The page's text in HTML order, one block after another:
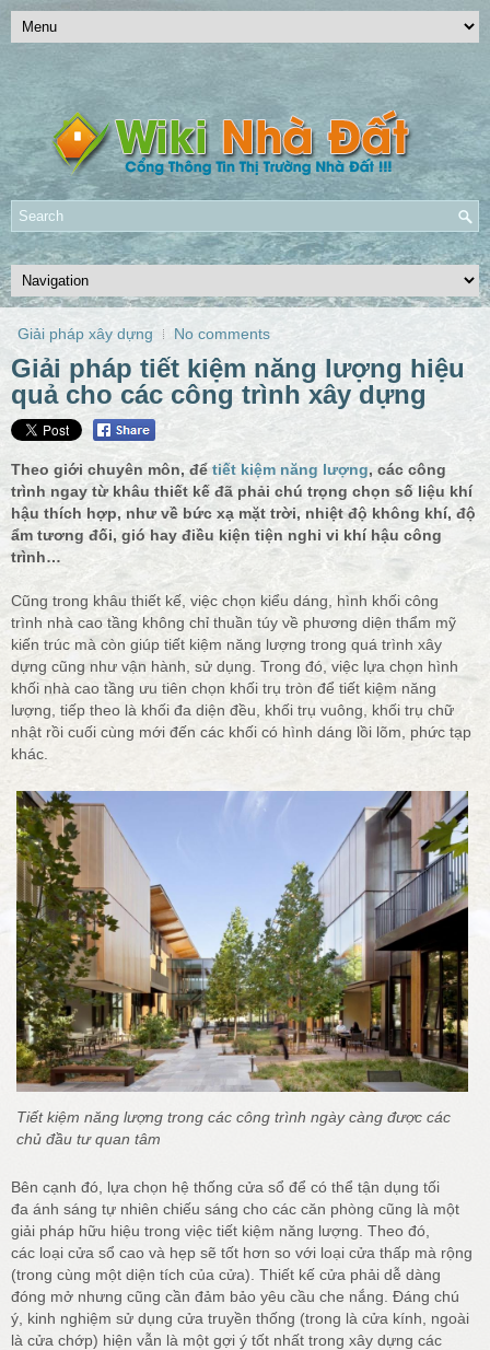
Giải pháp xây dựng No comments
Giải pháp tiết kiệm năng lượng hiệu
quả cho các công trình xây dựng
Theo giới chuyên môn, đểtiết kiệm năng lượng, các công
trình ngay từ khâu thiết kế đã phải chú trọng chọn số liệu khí
hậu thích hợp, như về bức xạ mặt trời, nhiệt độ không khí, độ
ẩm tương đối, gió hay điều kiện tiện nghi vi khí hậu công
trình…
Cũng trong khâu thiết kế, việc chọn kiểu dáng, hình khối công
trình nhà cao tầng không chỉ thuần túy về phương diện thẩm mỹ
kiến trúc mà còn giúp tiết kiệm năng lượng trong quá trình xây
dựng cũng như vận hành, sử dụng. Trong đó, việc lựa chọn hình
khối nhà cao tầng ưu tiên chọn khối trụ tròn để tiết kiệm năng
lượng, tiếp theo là khối đa diện đều, khối trụ vuông, khối trụ chữ
nhật rồi cuối cùng mới đến các khối có hình dáng lồi lõm, phức tạp
khác.
Tiết kiệm năng lượng trong các công trình ngày càng được các
chủ đầu tư quan tâm
Bên cạnh đó, lựa chọn hệ thống cửa sổ để có thể tận dụng tối
đa ánh sáng tự nhiên chiếu sáng cho các căn phòng cũng là một
giải pháp hữu hiệu trong việc tiết kiệm năng lượng. Theo đó,
các loại cửa sổ cao và hẹp sẽ tốt hơn so với loại cửa thấp mà rộng
(trong cùng một diện tích của cửa). Thiết kế cửa phải dễ dàng
đóng mở nhưng cũng cần đảm bảo yêu cầu che nắng. Đáng chú
ý, kinh nghiệm sử dụng cửa truyền thống (trong là cửa kính, ngoài
là cửa chớp) hiện vẫn là một gợi ý tốt nhất trong xây dựng các